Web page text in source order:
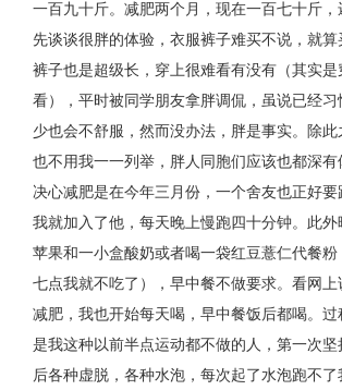
一百九十斤。减肥两个月，现在一百七十斤，
先谈谈很胖的体验，衣服裤子难买不说，就算
裤子也是超级长，穿上很难看有没有（其实
看），平时被同学朋友拿胖调侃，虽说已经
少也会不舒服，然而没办法，胖是事实。除此
也不用我一一列举，胖人同胞们应该也都深有
决心减肥是在今年三月份，一个舍友也正好要
我就加入了他，每天晚上慢跑四十分钟。此外
苹果和一小盒酸奶或者喝一袋红豆薏仁代餐粉
七点我就不吃了），早中餐不做要求。看网
减肥，我也开始每天喝，早中餐饭后都喝。
是我这种以前半点运动都不做的人，第一次
后各种虚脱，各种水泡，每次起了水泡跑不了